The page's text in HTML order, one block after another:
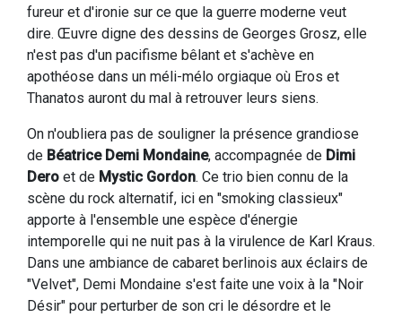
fureur et d'ironie sur ce que la guerre moderne veut
dire. Œuvre digne des dessins de Georges Grosz, elle
n'est pas d'un pacifisme bêlant et s'achève en
apothéose dans un méli-mélo orgiaque où Eros et
Thanatos auront du mal à retrouver leurs siens.
On n'oubliera pas de souligner la présence grandiose
de Béatrice Demi Mondaine, accompagnée de Dimi
Dero et de Mystic Gordon. Ce trio bien connu de la
scène du rock alternatif, ici en "smoking classieux"
apporte à l'ensemble une espèce d'énergie
intemporelle qui ne nuit pas à la virulence de Karl Kraus.
Dans une ambiance de cabaret berlinois aux éclairs de
"Velvet", Demi Mondaine s'est faite une voix à la "Noir
Désir" pour perturber de son cri le désordre et le